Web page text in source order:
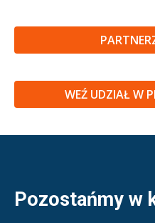
WEŹ UDZIAŁ W
Pozostańmy w